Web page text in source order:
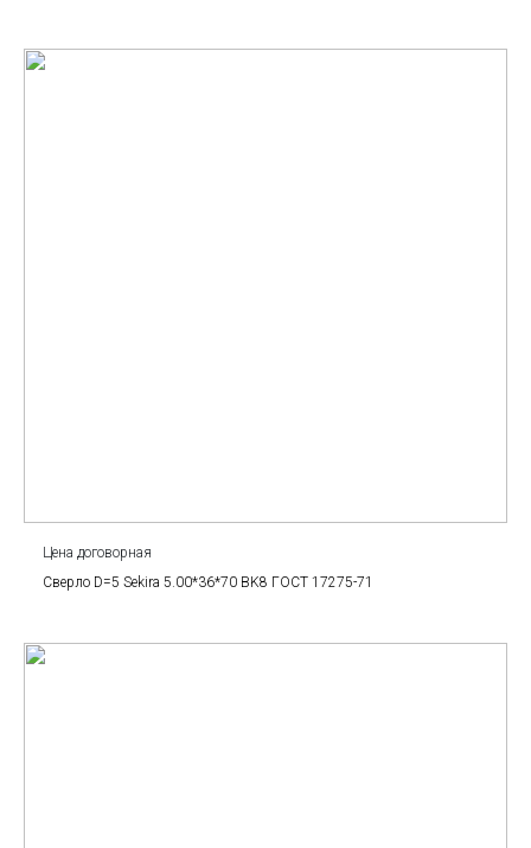
Цена договорная
Сверло D=5 Sekira 5.00*36*70 BK8 ГОСТ 17275-71